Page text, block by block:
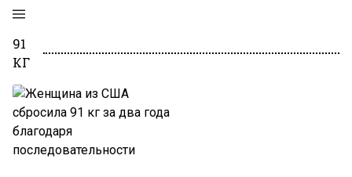
91
КГ